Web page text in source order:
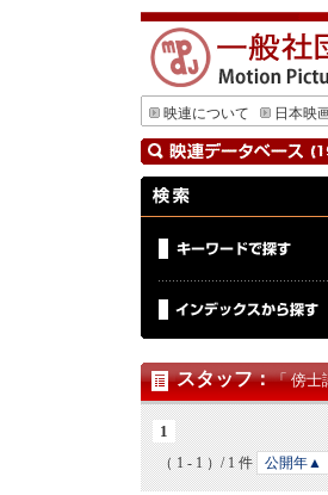
映連について 日本映
スタッフ：「 傍士
1
（ 1 - 1 ）/ 1 件 公開年▲